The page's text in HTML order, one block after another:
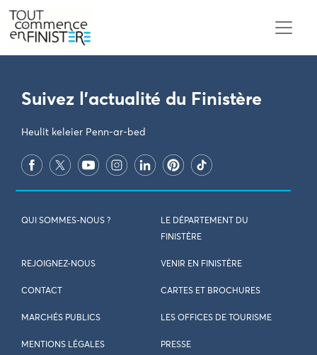
PARAMÈTRES DES COOKIES
Suivez l'actualité du Finistère
Heulit keleier Penn-ar-bed
QUI SOMMES-NOUS ?
LE DÉPARTEMENT DU
FINISTÈRE
REJOIGNEZ-NOUS VENIR EN FINISTÈRE
CONTACT CARTES ET BROCHURES
MARCHÉS PUBLICS LES OFFICES DE TOURISME
MENTIONS LÉGALES PRESSE